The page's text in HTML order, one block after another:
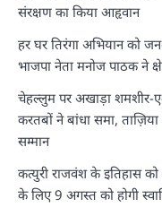
संरक्षण का किया आहृवान
हर घर तिरंगा अभियान को
भाजपा नेता मनोज पाठक ने
चेहल्लुम पर अखाड़ा
करतबों ने बांधा समा,
सम्मान
कत्युरी राजवंश के इतिहास
के लिए 9 अगस्त को होगी